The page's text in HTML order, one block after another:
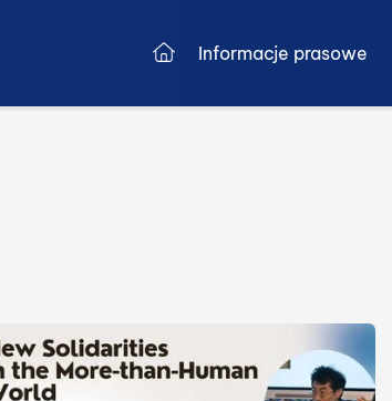
Przejdź do strony głównej
Informacje prasowe